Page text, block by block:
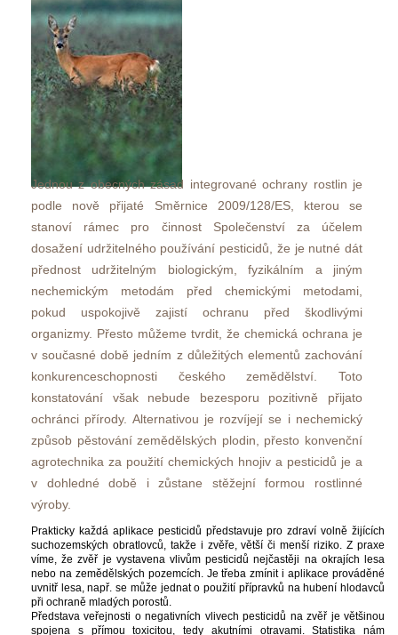
Jednou z obecných zásad integrované ochrany rostlin je
podle nově přijaté Směrnice 2009/128/ES, kterou se
tanoví rámec pro činnost Společenství za účelem
dosažení udržitelného používání pesticidů, že je nutné dát
přednost udržitelným biologickým, fyzikálním a jiným
nechemickým metodám před chemickými metodami,
pokud uspokojivě zajistí ochranu před škodlivými
organizmy. Přesto můžeme tvrdit, že chemická ochrana je
v současné době jedním z důležitých elementů zachování
konkurenceschopnosti českého zemědělství. Toto
konstatování však nebude bezesporu pozitivně přijato
ochránci přírody. Alternativou je rozvíjejí se i nechemický
způsob pěstování zemědělských plodin, přesto konvenční
agrotechnika za použití chemických hnojiv a pesticidů je a
v dohledné době i zůstane stěžejní formou rostlinné
výroby.
Prakticky každá aplikace pesticidů představuje pro zdraví volně žijících
uchozemských obratlovců, takže i zvěře, větší či menší riziko. Z praxe
víme, že zvěř je vystavena vlivům pesticidů nejčastěji na okrajích lesa
nebo na zemědělských pozemcích. Je třeba zmínit i aplikace prováděné
uvnitř lesa, např. se může jednat o použití přípravků na hubení hlodavců
při ochraně mladých porostů.
Představa veřejnosti o negativních vlivech pesticidů na zvěř je většinou
pojena s přímou toxicitou, tedy akutními otravami. Statistika nám